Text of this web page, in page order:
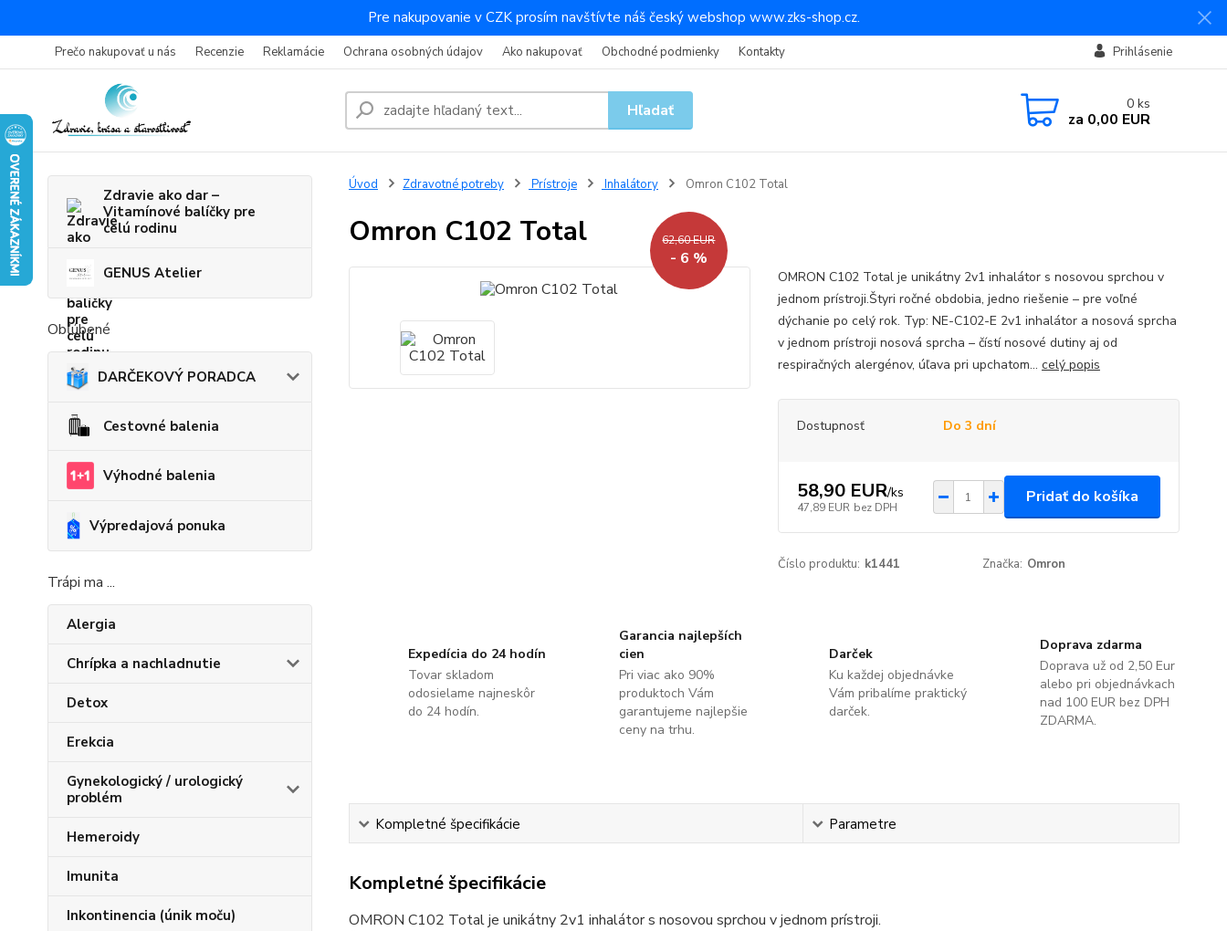
Pre nakupovanie v CZK prosím navštívte náš český webshop www.zks-shop.cz.
Prečo nakupovať u nás Recenzie Reklamácie Ochrana osobných údajov Ako nakupovať Obchodné podmienky Kontakty Prihlásenie
Hľadať 0 ks
za 0,00 EUR
Zdravie ako dar –
Vitamínové balíčky pre
celú rodinu
GENUS Atelier
Obľúbené
DARČEKOVÝ PORADCA
Cestovné balenia
Výhodné balenia
Výpredajová ponuka
Trápi ma ...
Alergia
Chrípka a nachladnutie
Detox
Erekcia
Gynekologický / urologický
problém
Hemeroidy
Imunita
Inkontinencia (únik moču)
Úvod Zdravotné potreby Prístroje Inhalátory Omron C102 Total
Omron C102 Total 62,60 EUR
- 6 %
OMRON C102 Total je unikátny 2v1 inhalátor s nosovou sprchou v
jednom prístroji.Štyri ročné obdobia, jedno riešenie – pre voľné
dýchanie po celý rok. Typ: NE-C102-E 2v1 inhalátor a nosová sprcha
v jednom prístroji nosová sprcha – čístí nosové dutiny aj od
respiračných alergénov, úľava pri upchatom... celý popis
Dostupnosť Do 3 dní
58,90 EUR/ks
47,89 EUR bez DPH
Pridať do košíka
Číslo produktu: k1441 Značka: Omron
Expedícia do 24 hodín
Tovar skladom
odosielame najneskôr
do 24 hodín.
Garancia najlepších
cien
Pri viac ako 90%
produktoch Vám
garantujeme najlepšie
ceny na trhu.
Darček
Ku každej objednávke
Vám pribalíme praktický
darček.
Doprava zdarma
Doprava už od 2,50 Eur
alebo pri objednávkach
nad 100 EUR bez DPH
ZDARMA.
Kompletné špecifikácie Parametre
Kompletné špecifikácie
OMRON C102 Total je unikátny 2v1 inhalátor s nosovou sprchou v jednom prístroji.